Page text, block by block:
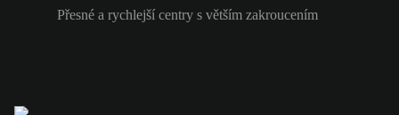
Přesné a rychlejší centry s větším zakroucením